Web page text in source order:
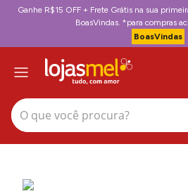
Ganhe R$15 OFF + Frete Grátis na sua
BoasVindas. *para compras
BoasVindas
O que você procura?